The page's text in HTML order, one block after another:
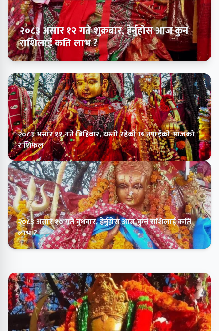
२०८३ असार १२ गते शुक्रबार, हेर्नुहोस आज कुन
राशिलाई कति लाभ ?
२०८३ असार ११ गते बिहिवार, यस्तो रहेको छ तपाईको आजको
राशिफल
२०८३ असार १० गते बुधवार, हेर्नुहोस आज कुन राशिलाई कति
लाभ ?